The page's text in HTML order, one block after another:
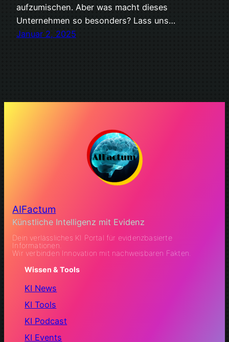
aufzumischen. Aber was macht dieses
Unternehmen so besonders? Lass uns…
Januar 2, 2025
AIFactum
Künstliche Intelligenz mit Evidenz
Dein verlässliches KI Portal für evidenzbasierte
Informationen.
Wir verbinden Innovation mit nachweisbaren Fakten.
Wissen & Tools
KI News
KI Tools
KI Podcast
KI Events